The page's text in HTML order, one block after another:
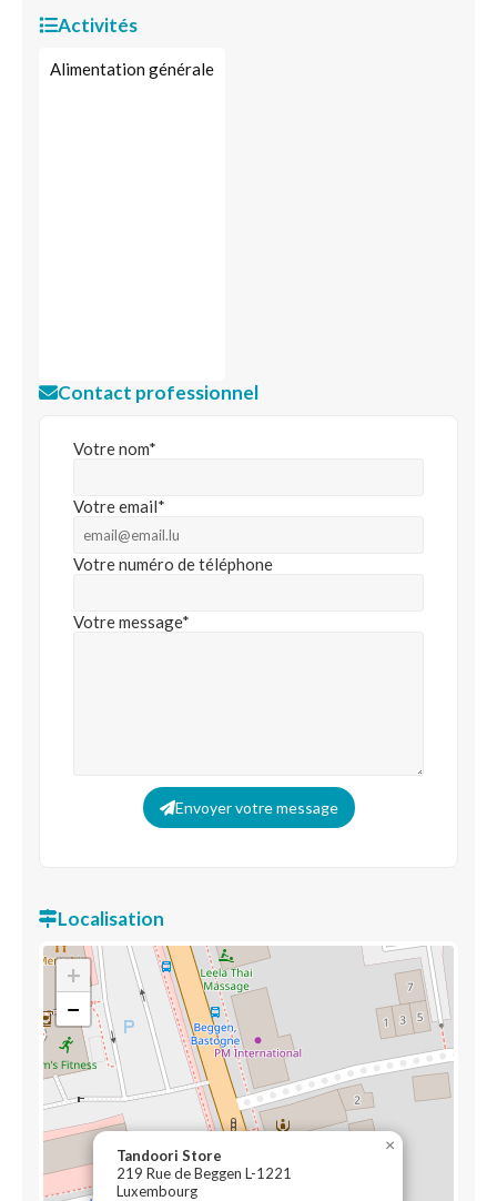
Activités
Alimentation générale
Contact professionnel
Votre nom*
Votre email*
Votre numéro de téléphone
Votre message*
Envoyer votre message
Localisation
Tandoori Store
219 Rue de Beggen L-1221
Luxembourg
×
+
−